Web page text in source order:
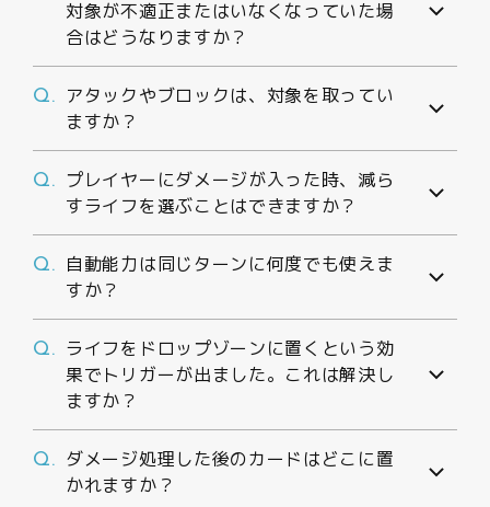
対象が不適正またはいなくなっていた場
合はどうなりますか？
Q.
アタックやブロックは、対象を取ってい
ますか？
Q. プレイヤーにダメージが入った時、減ら
すライフを選ぶことはできますか？
Q.
自動能力は同じターンに何度でも使えま
すか？
Q. ライフをドロップゾーンに置くという効
果でトリガーが出ました。これは解決し
ますか？
Q. ダメージ処理した後のカードはどこに置
かれますか？